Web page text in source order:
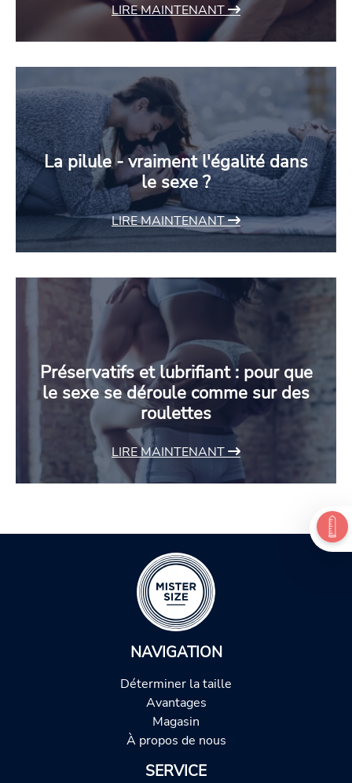
LIRE MAINTENANT
La pilule - vraiment l'égalité dans
le sexe ?
LIRE MAINTENANT
Préservatifs et lubrifiant : pour que
le sexe se déroule comme sur des
roulettes
LIRE MAINTENANT
NAVIGATION
Déterminer la taille
Avantages
Magasin
À propos de nous
SERVICE